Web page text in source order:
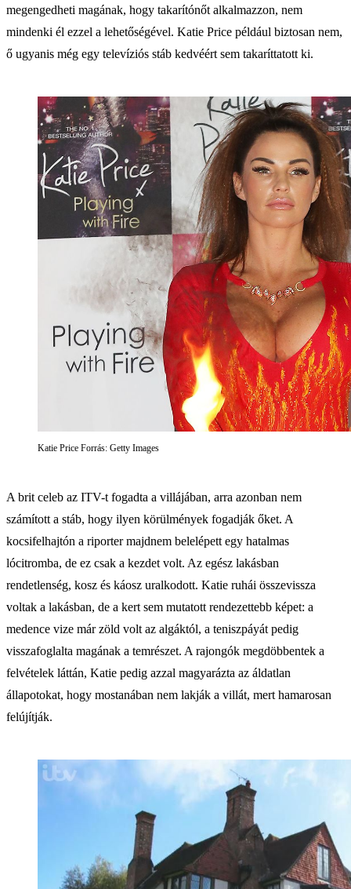
megengedheti magának, hogy takarítónőt alkalmazzon, nem
mindenki él ezzel a lehetőségével. Katie Price például biztosan nem,
ő ugyanis még egy televíziós stáb kedvéért sem takaríttatott ki.
Katie Price Forrás: Getty Images
A brit celeb az ITV-t fogadta a villájában, arra azonban nem
számított a stáb, hogy ilyen körülmények fogadják őket. A
kocsifelhajtón a riporter majdnem belelépett egy hatalmas
lócitromba, de ez csak a kezdet volt. Az egész lakásban
rendetlenség, kosz és káosz uralkodott. Katie ruhái összevissza
voltak a lakásban, de a kert sem mutatott rendezettebb képet: a
medence vize már zöld volt az algáktól, a teniszpáyát pedig
visszafoglalta magának a temrészet. A rajongók megdöbbentek a
felvételek láttán, Katie pedig azzal magyarázta az áldatlan
állapotokat, hogy mostanában nem lakják a villát, mert hamarosan
felújítják.